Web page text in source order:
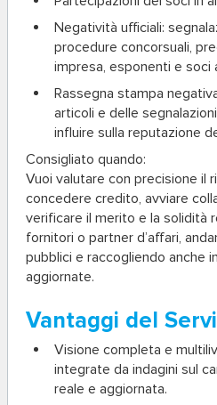
Negatività ufficiali:
procedure concorsuali,
impresa, esponenti e soci
Rassegna stampa
articoli e delle
influire sulla reputazione
Consigliato quando:
Vuoi valutare con precisione il
concedere credito, avviare
verificare il merito e la solidità
fornitori o partner d’affari,
pubblici e raccogliendo anche
aggiornate.
Vantaggi del
Visione completa e
integrate da indagini sul
reale e aggiornata.